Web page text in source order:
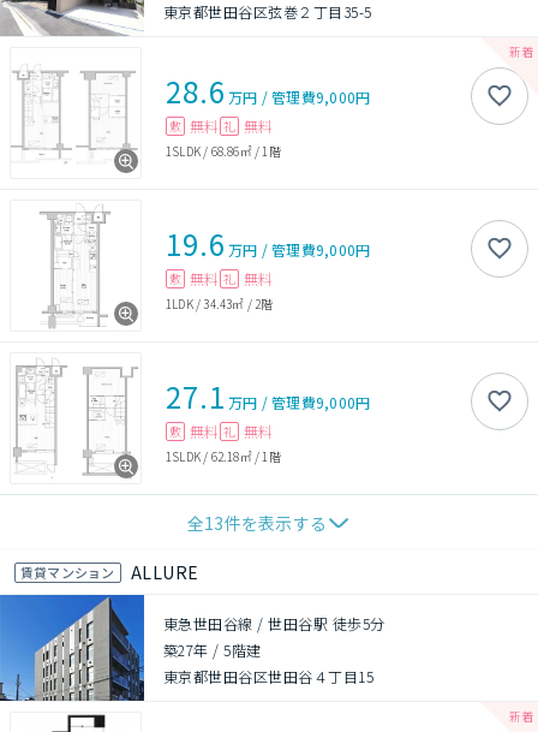
東京都世田谷区弦巻２丁目35-5
28.6 万円 /管理費9,000円
敷 無料 礼 無料
1SLDK / 68.86㎡/ 1階
19.6 万円 /管理費9,000円
敷 無料 礼 無料
1LDK/34.43㎡ / 2階
27.1 万円 /管理費9,000円
敷 無料 礼 無料
1SLDK / 62.18㎡/ 1階
全13件を表示する
賃貸マンション ALLURE
東急世田谷線 / 世田谷駅 徒歩5分
築27年 /5階建
東京都世田谷区世田谷４丁目15